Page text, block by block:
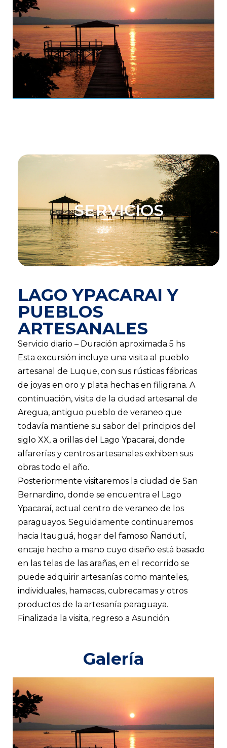
SERVICIOS
LAGO YPACARAI Y
PUEBLOS
ARTESANALES
Servicio diario – Duración aproximada 5 hs
Esta excursión incluye una visita al pueblo
artesanal de Luque, con sus rústicas fábricas
de joyas en oro y plata hechas en filigrana. A
continuación, visita de la ciudad artesanal de
Aregua, antiguo pueblo de veraneo que
todavía mantiene su sabor del principios del
siglo XX, a orillas del Lago Ypacarai, donde
alfarerías y centros artesanales exhiben sus
obras todo el año.
Posteriormente visitaremos la ciudad de San
Bernardino, donde se encuentra el Lago
Ypacaraí, actual centro de veraneo de los
paraguayos. Seguidamente continuaremos
hacia Itauguá, hogar del famoso Ñandutí,
encaje hecho a mano cuyo diseño está basado
en las telas de las arañas, en el recorrido se
puede adquirir artesanías como manteles,
individuales, hamacas, cubrecamas y otros
productos de la artesanía paraguaya.
Finalizada la visita, regreso a Asunción.
Galería